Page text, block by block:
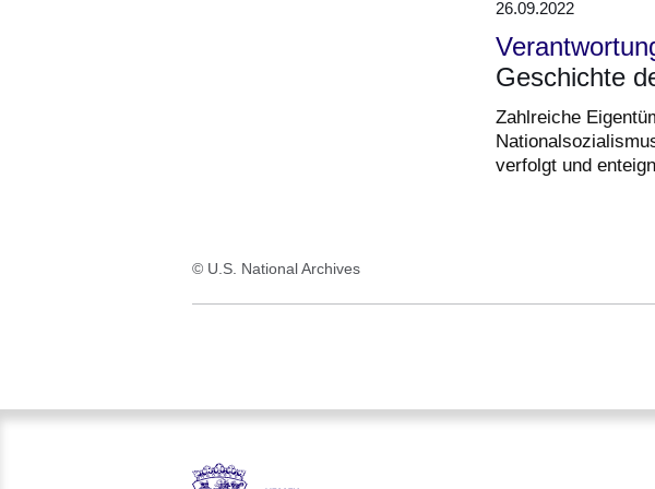
© U.S. National Archives
26.09.2022
Geschichte
Zahlreiche
verfolgt und